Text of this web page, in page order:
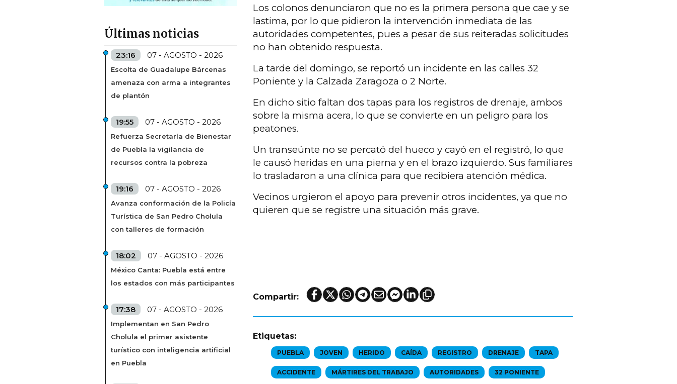
Últimas noticias
23:16 07 - AGOSTO - 2026
Escolta de Guadalupe Bárcenas
amenaza con arma a integrantes
de plantón
19:55 07 - AGOSTO - 2026
Refuerza Secretaría de Bienestar
de Puebla la vigilancia de
recursos contra la pobreza
19:16 07 - AGOSTO - 2026
Avanza conformación de la Policía
Turística de San Pedro Cholula
con talleres de formación
18:02 07 - AGOSTO - 2026
México Canta: Puebla está entre
los estados con más participantes
17:38 07 - AGOSTO - 2026
Implementan en San Pedro
Cholula el primer asistente
turístico con inteligencia artificial
en Puebla
Los colonos denunciaron que no es la primera persona que cae y se
lastima, por lo que pidieron la intervención inmediata de las
autoridades competentes, pues a pesar de sus reiteradas solicitudes
no han obtenido respuesta.
La tarde del domingo, se reportó un incidente en las calles 32
Poniente y la Calzada Zaragoza o 2 Norte.
En dicho sitio faltan dos tapas para los registros de drenaje, ambos
sobre la misma acera, lo que se convierte en un peligro para los
peatones.
Un transeúnte no se percató del hueco y cayó en el registró, lo que
le causó heridas en una pierna y en el brazo izquierdo. Sus familiares
lo trasladaron a una clínica para que recibiera atención médica.
Vecinos urgieron el apoyo para prevenir otros incidentes, ya que no
quieren que se registre una situación más grave.
Compartir:
Etiquetas:
PUEBLA JOVEN HERIDO CAÍDA REGISTRO DRENAJE TAPA
ACCIDENTE MÁRTIRES DEL TRABAJO AUTORIDADES 32 PONIENTE